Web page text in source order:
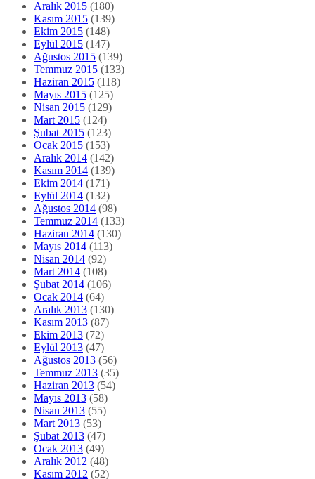
Aralık 2015 (180)
Kasım 2015 (139)
Ekim 2015 (148)
Eylül 2015 (147)
Ağustos 2015 (139)
Temmuz 2015 (133)
Haziran 2015 (118)
Mayıs 2015 (125)
Nisan 2015 (129)
Mart 2015 (124)
Şubat 2015 (123)
Ocak 2015 (153)
Aralık 2014 (142)
Kasım 2014 (139)
Ekim 2014 (171)
Eylül 2014 (132)
Ağustos 2014 (98)
Temmuz 2014 (133)
Haziran 2014 (130)
Mayıs 2014 (113)
Nisan 2014 (92)
Mart 2014 (108)
Şubat 2014 (106)
Ocak 2014 (64)
Aralık 2013 (130)
Kasım 2013 (87)
Ekim 2013 (72)
Eylül 2013 (47)
Ağustos 2013 (56)
Temmuz 2013 (35)
Haziran 2013 (54)
Mayıs 2013 (58)
Nisan 2013 (55)
Mart 2013 (53)
Şubat 2013 (47)
Ocak 2013 (49)
Aralık 2012 (48)
Kasım 2012 (52)